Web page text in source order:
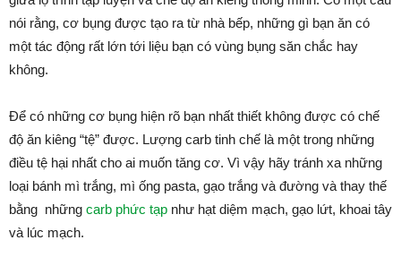
nói rằng, cơ bụng được tạo ra từ nhà bếp, những gì bạn ăn có
một tác động rất lớn tới liệu bạn có vùng bụng săn chắc hay
không.
Để có những cơ bụng hiện rõ bạn nhất thiết không được có chế
độ ăn kiêng “tệ” được. Lượng carb tinh chế là một trong những
điều tệ hại nhất cho ai muốn tăng cơ. Vì vậy hãy tránh xa những
loại bánh mì trắng, mì ống pasta, gạo trắng và đường và thay thế
bằng những carb phức tạp như hạt diệm mạch, gạo lứt, khoai tây
và lúc mạch.